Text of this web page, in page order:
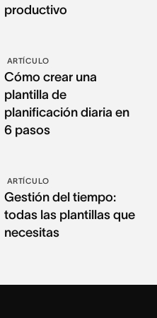
productivo
ARTÍCULO
Cómo crear una
plantilla de
planificación diaria en
6 pasos
ARTÍCULO
Gestión del tiempo:
todas las plantillas que
necesitas